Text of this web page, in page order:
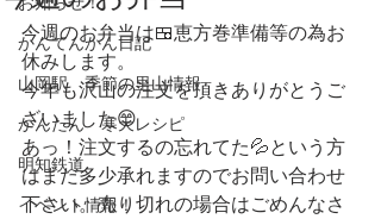
お知らせ！
かんてんかん日記
山岡駅 季節の里山情報
かんたん 寒天レシピ
明知鉄道
イベント情報！
今週のお弁当は🍱恵方巻準備等の為お
休みします。
今年も沢山の注文を頂きありがとうご
ざいました😊
あっ！注文するの忘れてた💦という方
はまだ多少承れますのでお問い合わせ
下さい。売り切れの場合はごめんなさ